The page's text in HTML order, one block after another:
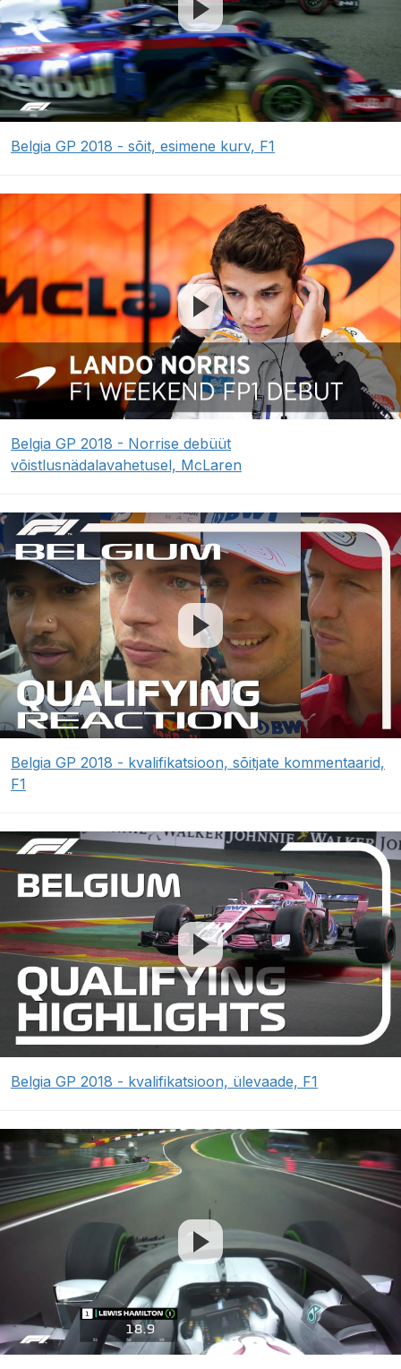
Belgia GP 2018 - sõit, esimene kurv, F1
Belgia GP 2018 - Norrise debüüt
võistlusnädalavahetusel, McLaren
Belgia GP 2018 - kvalifikatsioon, sõitjate kommentaarid,
F1
Belgia GP 2018 - kvalifikatsioon, ülevaade, F1